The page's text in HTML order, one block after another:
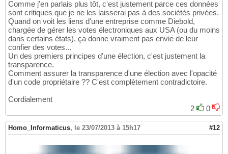
Comme j'en parlais plus tôt, c'est justement parce ces données
sont critiques que je ne les laisserai pas à des sociétés privées.
Quand on voit les liens d'une entreprise comme Diebold,
chargée de gérer les votes électroniques aux USA (ou du moins
dans certains états), ça donne vraiment pas envie de leur
confier des votes...
Un des premiers principes d'une élection, c'est justement la
transparence.
Comment assurer la transparence d'une élection avec l'opacité
d'un code propriétaire ?? C'est complètement contradictoire.
Cordialement
2
0
Homo_Informaticus, le 23/07/2013 à 15h17 #12